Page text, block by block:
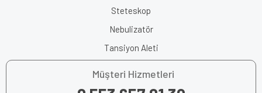
Steteskop
Nebulizatör
Tansiyon Aleti
Müşteri Hizmetleri